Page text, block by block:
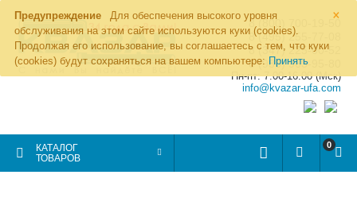
×
Предупреждение
Для обеспечения высокого уровня
обслуживания на этом сайте используются куки (cookies).
Продолжая его использование, вы соглашаетесь с тем, что куки
(cookies) будут сохраняться на вашем компьютере: Принять
8 (800) 700-19-50
8 (495) 255-77-08
8 (347) 225-00-52
8 (986) 963-95-80
Пн-пт: 7.00-16.00 (Мск)
info@kvazar-ufa.com
КАТАЛОГ
ТОВАРОВ
0